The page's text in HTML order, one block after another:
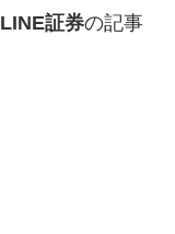
LINE証券の記事